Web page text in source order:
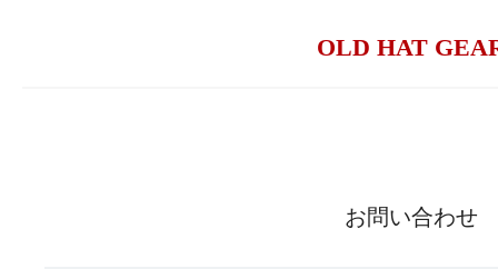
OLD HAT
お問い合わせ